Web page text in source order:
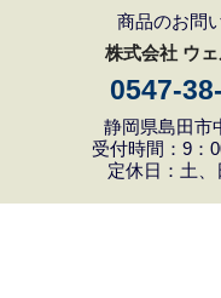
商品のお問
株式会社 ウ
0547-
静岡県島田市
受付時間：9：
定休日：土、